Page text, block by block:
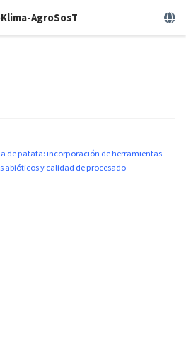
AgroSosT
de patata: incorporación de herramientas
abióticos y calidad de procesado